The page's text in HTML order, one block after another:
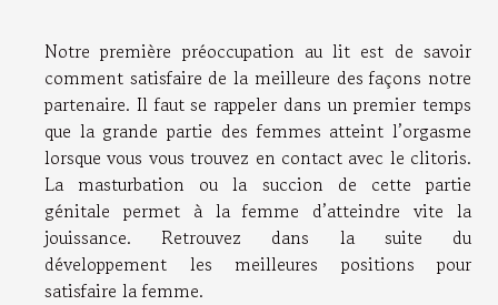
Notre première préoccupation au lit est de savoir
comment satisfaire de la meilleure des façons notre
partenaire. Il faut se rappeler dans un premier temps
que la grande partie des femmes atteint l’orgasme
lorsque vous vous trouvez en contact avec le clitoris.
La masturbation ou la succion de cette partie
génitale permet à la femme d’atteindre vite la
jouissance. Retrouvez dans la suite du
développement les meilleures positions pour
satisfaire la femme.